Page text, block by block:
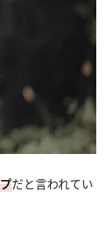
だと言われてい